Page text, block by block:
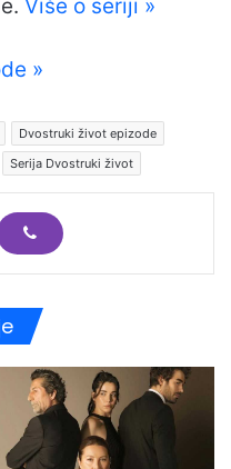
Više o seriji »
»
Dvostruki život epizode
Serija Dvostruki život